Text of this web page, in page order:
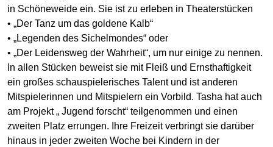
in Schöneweide ein. Sie ist zu erleben in Theaterstücken
• „Der Tanz um das goldene Kalb“
• „Legenden des Sichelmondes“ oder
• „Der Leidensweg der Wahrheit“, um nur einige zu nennen.
In allen Stücken beweist sie mit Fleiß und Ernsthaftigkeit
ein großes schauspielerisches Talent und ist anderen
Mitspielerinnen und Mitspielern ein Vorbild. Tasha hat auch
am Projekt „ Jugend forscht“ teilgenommen und einen
zweiten Platz errungen. Ihre Freizeit verbringt sie darüber
hinaus in jeder zweiten Woche bei Kindern in der